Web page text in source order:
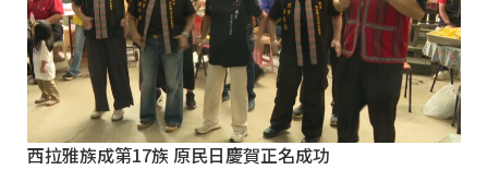
西拉雅族成第17族 原民日慶賀正名成功